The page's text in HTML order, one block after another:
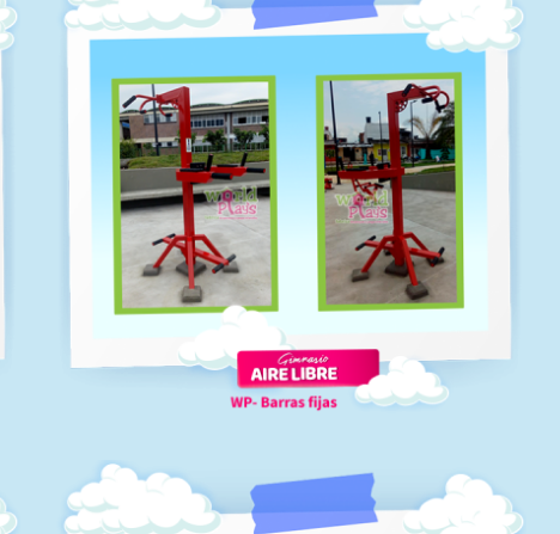
Gimnasios-aire-libre-remo
Gimnasios al aire libre